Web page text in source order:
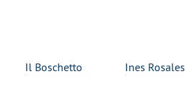
Il Boschetto Ines Rosales